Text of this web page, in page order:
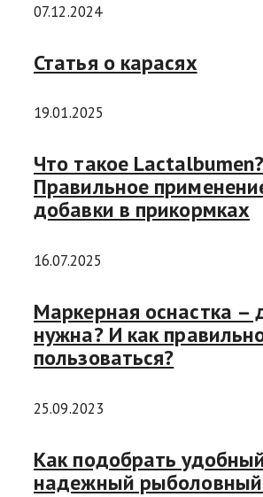
07.12.2024
Статья о карасях
19.01.2025
Что такое Lactalbumen?
Правильное
добавки в прикормках
16.07.2025
Маркерная оснастка –
нужна? И как
пользоваться?
25.09.2023
Как подобрать
надежный